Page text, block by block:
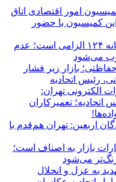
امور اقتصادی اتاق
کمیسیون با حضور
ثبت قیمت کالا و خدمات در سامانه ۱۲۴ الزامی است؛ عدم
بازار زیر فشار
رئیس اتحادیه
الکترونی تهران:
تعمیرکاران
اربعین: تهران هم‌قدم با
بازار به اصناف است؛
می‌شود
به عزل و انحلال